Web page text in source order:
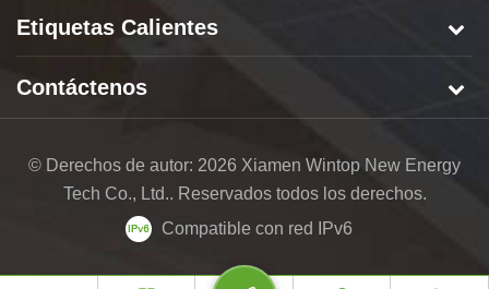
Etiquetas Calientes
Contáctenos
© Derechos de autor: 2026 Xiamen Wintop New Energy
Tech Co., Ltd.. Reservados todos los derechos.
Compatible con red IPv6